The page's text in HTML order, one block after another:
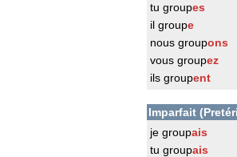
tu groupes
il groupe
nous groupons
vous groupez
ils groupent
Imparfait
je groupais
tu groupais